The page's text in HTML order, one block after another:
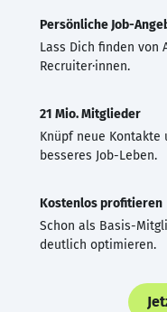
Persönliche Job-
Lass Dich finden von
Recruiter·innen.
21 Mio. Mitglieder
Knüpf neue
besseres Job-Leben.
Kostenlos profitieren
Schon als Basis-
deutlich optimieren.